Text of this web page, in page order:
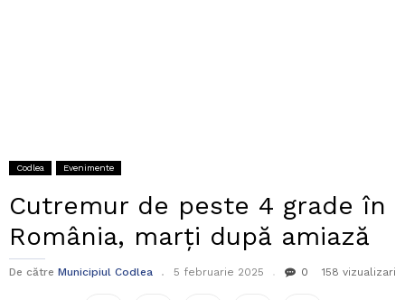
Codlea Evenimente
Cutremur de peste 4 grade în
România, marți după amiază
De către Municipiul Codlea 5 februarie 2025 0 158 vizualizari